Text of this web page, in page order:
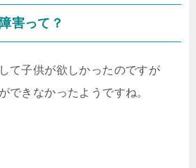
害って？
て子供が欲しかったのですが
できなかったようですね。